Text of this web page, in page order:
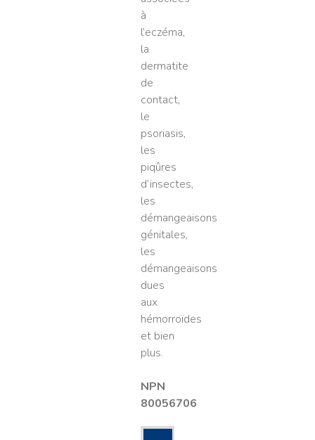
à
l’eczéma,
la
dermatite
de
contact,
le
psoriasis,
les
piqûres
d’insectes,
les
démangeaisons
génitales,
les
démangeaisons
dues
aux
hémorroïdes
et bien
plus.
NPN
80056706